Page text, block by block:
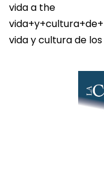
vida a the
vida y cultura de